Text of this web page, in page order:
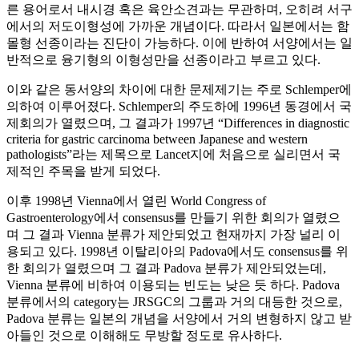
른 용어로서 내시경 혹은 육안소견과는 무관하며, 오히려 서구
에서의 저도이형성에 가까운 개념이다. 따라서 일본에서는 함
몰형 선종이라는 진단이 가능하다. 이에 반하여 서양에서는 일
반적으로 융기형의 이형성만을 선종이라고 부르고 있다.
이와 같은 동서양의 차이에 대한 문제제기는 주로 Schlemper에
의하여 이루어졌다. Schlemper의 주도하에 1996년 동경에서 국
제회의가 열렸으며, 그 결과가 1997년 “Differences in diagnostic
criteria for gastric carcinoma between Japanese and western
pathologists”라는 제목으로 Lancet지에 처음으로 실리면서 국
제적인 주목을 받게 되었다.
이후 1998년 Vienna에서 열린 World Congress of
Gastroenterology에서 consensus를 만들기 위한 회의가 열렸으
며 그 결과 Vienna 분류가 제안되었고 현재까지 가장 널리 이
용되고 있다. 1998년 이탈리아의 Padova에서도 consensus를 위
한 회의가 열렸으며 그 결과 Padova 분류가 제안되었는데,
Vienna 분류에 비하여 이용되는 빈도는 낮은 듯 하다. Padova
분류에서의 category는 JRSGC의 그룹과 거의 대등한 것으로,
Padova 분류는 일본의 개념을 서양에서 거의 변형하지 않고 받
아들인 것으로 이해해도 무방할 정도로 유사하다.